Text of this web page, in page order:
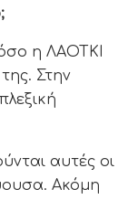
η ΛΑΟΤΚΙ
Στην
αυτές οι
Ακόμη